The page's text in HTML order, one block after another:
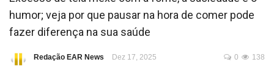
EDUCAÇÃO
ESPORTES
humor; veja por que pausar na hora de comer pode
fazer diferença na sua saúde
Redação EAR News Dez 17, 2025 138
0